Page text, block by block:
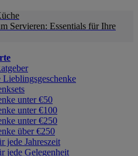
Servieren: Essentials für Ihre
Lieblingsgeschenke
unter €50
unter €100
unter €250
über €250
jede Jahreszeit
jede Gelegenheit